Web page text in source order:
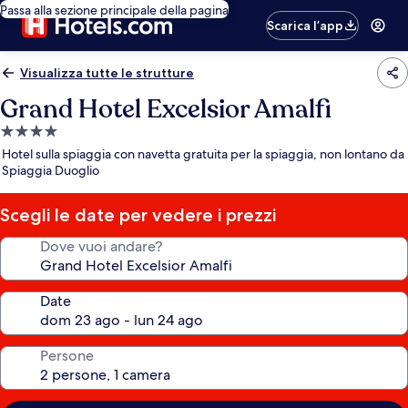
Passa alla sezione principale della pagina
Scarica l’app
Visualizza tutte le strutture
Grand Hotel Excelsior Amalfi
Struttura
a
4.0
stelle
Hotel sulla spiaggia con navetta gratuita per la spiaggia, non lontano da
Spiaggia Duoglio
Scegli le date per vedere i prezzi
Dove vuoi andare?
Date
Persone